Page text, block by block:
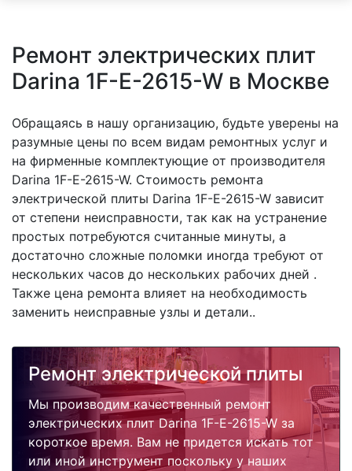
Ремонт электрических плит
Darina 1F-E-2615-W в Москве
Обращаясь в нашу организацию, будьте уверены на
разумные цены по всем видам ремонтных услуг и
на фирменные комплектующие от производителя
Darina 1F-E-2615-W. Стоимость ремонта
электрической плиты Darina 1F-E-2615-W зависит
от степени неисправности, так как на устранение
простых потребуются считанные минуты, а
достаточно сложные поломки иногда требуют от
нескольких часов до нескольких рабочих дней .
Также цена ремонта влияет на необходимость
заменить неисправные узлы и детали..
Ремонт электрической плиты
Мы производим качественный ремонт
электрических плит Darina 1F-E-2615-W за
короткое время. Вам не придется искать тот
или иной инструмент поскольку у наших